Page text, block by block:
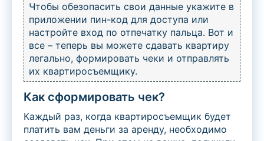
Чтобы обезопасить свои данные укажите в
приложении пин-код для доступа или
настройте вход по отпечатку пальца. Вот и
все – теперь вы можете сдавать квартиру
легально, формировать чеки и отправлять
их квартиросъемщику.
Как сформировать чек?
Каждый раз, когда квартиросъемщик будет
платить вам деньги за аренду, необходимо